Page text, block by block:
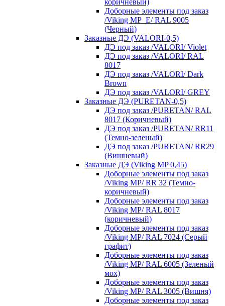
Доборные элементы под заказ
/Viking MP_E/ RAL 9005
(Черный)
Заказные ДЭ (VALORI-0,5)
ДЭ под заказ /VALORI/ Violet
ДЭ под заказ /VALORI/ RAL
8017
ДЭ под заказ /VALORI/ Dark
Brown
ДЭ под заказ /VALORI/ GREY
Заказные ДЭ (PURETAN-0,5)
ДЭ под заказ /PURETAN/ RAL
8017 (Коричневый)
ДЭ под заказ /PURETAN/ RR11
(Темно-зеленый)
ДЭ под заказ /PURETAN/ RR29
(Вишневый)
Заказные ДЭ (Viking MP 0,45)
Доборные элементы под заказ
/Viking MP/ RR 32 (Темно-
коричневый)
Доборные элементы под заказ
/Viking MP/ RAL 8017
(коричневый)
Доборные элементы под заказ
/Viking MP/ RAL 7024 (Серый
графит)
Доборные элементы под заказ
/Viking MP/ RAL 6005 (Зеленый
мох)
Доборные элементы под заказ
/Viking MP/ RAL 3005 (Вишня)
Доборные элементы под заказ